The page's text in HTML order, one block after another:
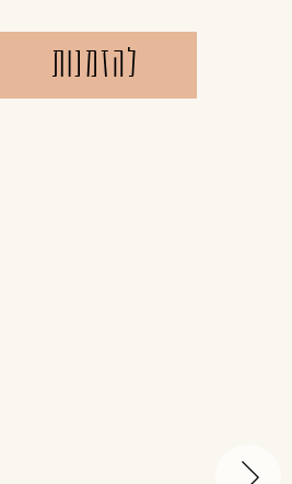
קרא
להזמנות